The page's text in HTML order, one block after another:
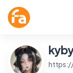
https://